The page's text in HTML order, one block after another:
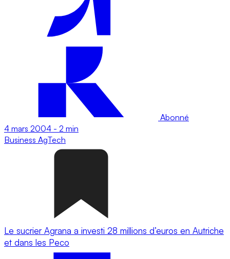
Abonné
4 mars 2004 - 2 min
Business AgTech
Le sucrier Agrana a investi 28 millions d’euros en Autriche
et dans les Peco